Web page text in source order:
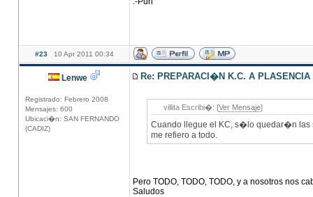
#23 10 Apr 2011 00:34
Lenwe
Registrado: Febrero 2008
Mensajes: 600
Ubicaci�n: SAN FERNANDO
(CADIZ)
Re: PREPARACI�N K.C. A PLASENCIA
villita Escribi�: [Ver Mensaje]
Cuando llegue el KC, s�lo quedar�n las
me refiero a todo.
Pero TODO, TODO, TODO, y a nosotros nos
Saludos